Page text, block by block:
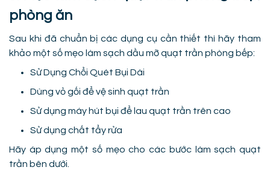
phòng ăn
Sau khi đã chuẩn bị các dụng cụ cần thiết thì hãy tham
khảo một số mẹo làm sạch dầu mỡ quạt trần phòng bếp:
Sử Dụng Chổi Quét Bụi Dài
Dùng vỏ gối để vệ sinh quạt trần
Sử dụng máy hút bụi để lau quạt trần trên cao
Sử dụng chất tẩy rửa
Hãy áp dụng một số mẹo cho các bước làm sạch quạt
trần bên dưới.